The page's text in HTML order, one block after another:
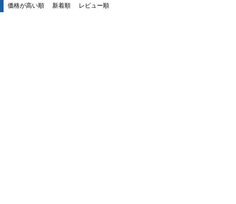
価格が高い順 新着順 レビュー順